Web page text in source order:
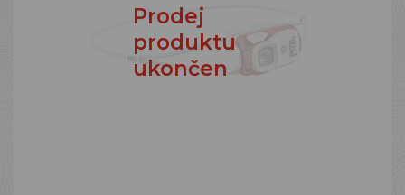
Prodej
produktu
ukončen